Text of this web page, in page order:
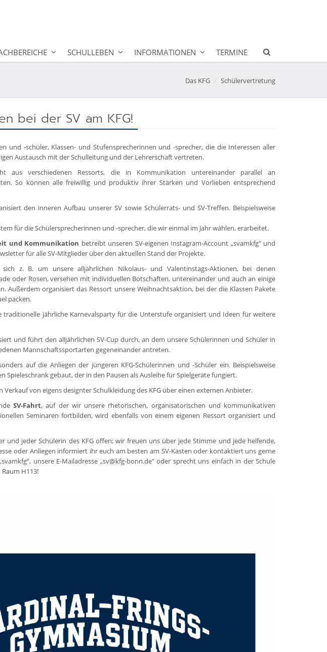
SCHULLEBEN INFORMATIONEN TERMINE
Das KFG Schülervertretung
bei der SV am KFG!
und -schüler, Klassen- und Stufensprecherinnen und -sprecher, die die Interessen aller
Austausch mit der Schulleitung und der Lehrerschaft vertreten.
aus verschiedenen Ressorts, die in Kommunikation untereinander parallel an
So können alle freiwillig und produktiv ihrer Stärken und Vorlieben entsprechend
den inneren Aufbau unserer SV sowie Schülerrats- und SV-Treffen. Beispielsweise
für die Schülersprecherinnen und -sprecher, die wir einmal im Jahr wählen, erarbeitet.
und Kommunikation betreibt unseren SV-eigenen Instagram-Account „svamkfg" und
für alle SV-Mitglieder über den aktuellen Stand der Projekte.
sich z. B. um unsere alljährlichen Nikolaus- und Valentinstags-Aktionen, bei denen
oder Rosen, versehen mit individuellen Botschaften, untereinander und auch an einige
Außerdem organisiert das Ressort unsere Weihnachtsaktion, bei der die Klassen Pakete
packen.
jährliche Karnevalsparty für die Unterstufe organisiert und Ideen für weitere
und führt den alljährlichen SV-Cup durch, an dem unsere Schülerinnen und Schüler in
Mannschaftssportarten gegeneinander antreten.
auf die Anliegen der jüngeren KFG-Schülerinnen und -Schüler ein. Beispielsweise
Spieleschrank gebaut, der in den Pausen als Ausleihe für Spielgeräte fungiert.
Verkauf von eigens designter Schulkleidung des KFG über einen externen Anbieter.
SV-Fahrt, auf der wir unsere rhetorischen, organisatorischen und kommunikativen
Seminaren fortbilden, wird ebenfalls von einem eigenen Ressort organisiert und
und jeder Schülerin des KFG offen; wir freuen uns über jede Stimme und jede helfende,
oder Anliegen informiert ihr euch am besten am SV-Kasten oder kontaktiert uns gerne
unsere E-Mailadresse „sv@kfg-bonn.de" oder sprecht uns einfach in der Schule
H113!